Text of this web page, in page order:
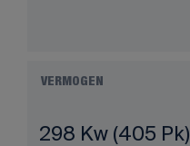
VERMOGEN
298 Kw (405 Pk)